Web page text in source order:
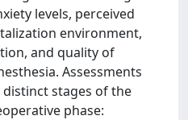
levels, perceived
environment,
and quality of
Assessments
stages of the
phase: